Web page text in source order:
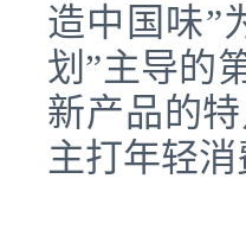
造中国味”
划”主导的
新产品的
主打年轻